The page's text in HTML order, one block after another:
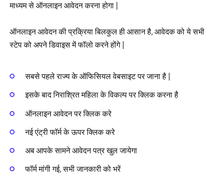
माध्यम से ऑनलाइन आवेदन करना होगा |
ऑनलाइन आवेदन की प्रक्रिया बिलकुल ही आसान है, आवेदक को ये सभी
स्टेप को अपने डिवाइस में फॉलो करने होंगे |
सबसे पहले राज्य के ऑफिसियल वेबसाइट पर जाना है |
इसके बाद निराश्रित महिला के विकल्प पर क्लिक करना है
ऑनलाइन आवेदन पर क्लिक करे
नई एंट्री फॉर्म के ऊपर क्लिक करे
अब आपके सामने आवेदन पत्र खुल जायेगा
फॉर्म मांगी गई, सभी जानकारी को भरें